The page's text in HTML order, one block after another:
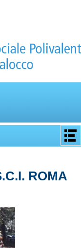
Apri/
menu
ROMA